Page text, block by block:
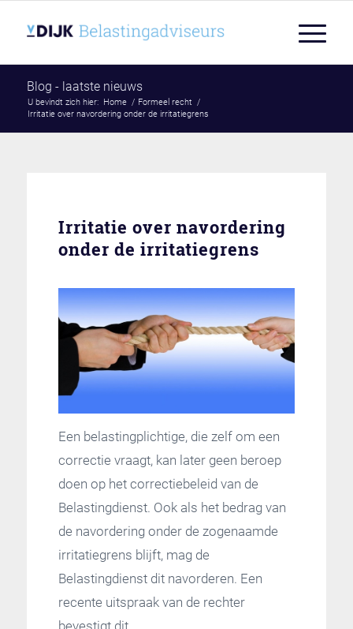
Blog - laatste nieuws
U bevindt zich hier: Home / Formeel recht /
Irritatie over navordering onder de irritatiegrens
Irritatie over navordering
onder de irritatiegrens
Een belastingplichtige, die zelf om een
correctie vraagt, kan later geen beroep
doen op het correctiebeleid van de
Belastingdienst. Ook als het bedrag van
de navordering onder de zogenaamde
irritatiegrens blijft, mag de
Belastingdienst dit navorderen. Een
recente uitspraak van de rechter